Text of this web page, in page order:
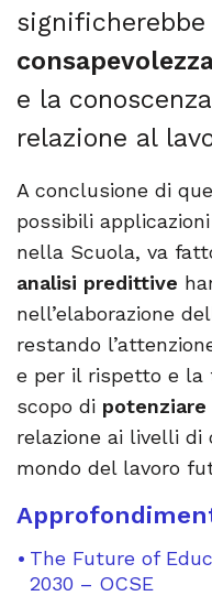
significherebbe
e la
relazione al
A conclusione di
possibili
nella Scuola, va
analisi predittive
nell’elaborazione
restando
e per il rispetto e la
scopo di potenziare
relazione ai livelli di
mondo del lavoro
The Future of
2030 – OCSE